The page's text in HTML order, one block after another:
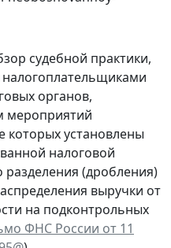
судебной практики,
органов,
мероприятий
которых установлены
налоговой
(дробления)
выручки от
на подконтрольных
ФНС России от 11